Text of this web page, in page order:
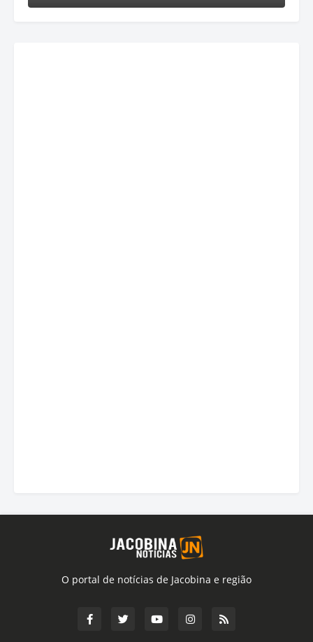
O portal de notícias de Jacobina e região